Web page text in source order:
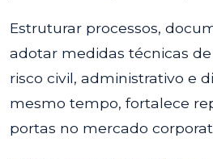
Estruturar processos,
adotar medidas técnicas
risco civil, administrativo e
mesmo tempo, fortalece
portas no mercado